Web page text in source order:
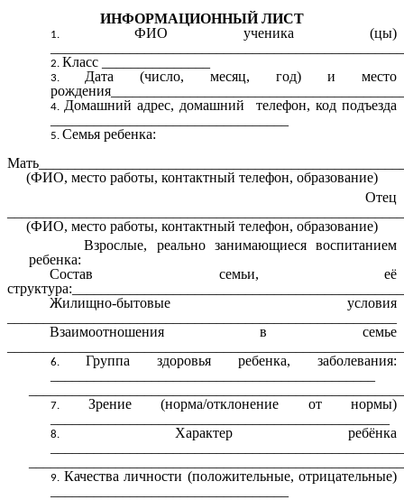
ИНФОРМАЦИОННЫЙ ЛИСТ
ФИО ученика (цы)
Класс _______________
Дата (число, месяц, год) и место
Домашний адрес, домашний телефон, код подъезда
Семья ребенка:
(ФИО, место работы, контактный телефон, образование)
Отец
(ФИО, место работы, контактный телефон, образование)
Взрослые, реально занимающиеся воспитанием
ребенка:
Состав семьи, её
Жилищно-бытовые условия
Взаимоотношения в семье
Группа здоровья ребенка, заболевания:
Зрение (норма/отклонение от нормы)
Характер ребёнка
Качества личности (положительные, отрицательные)